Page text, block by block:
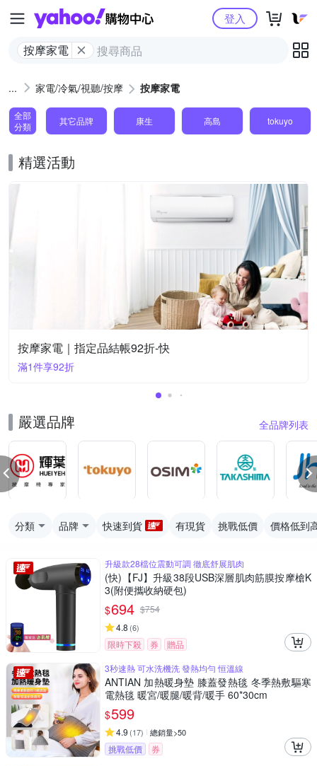
Yahoo購物中心
按摩家電
登入
家電/冷氣/視聽/按摩 按摩家電
全部
分類
其它品牌 康生 高島 tokuyo
精選活動
按摩家電｜指定品結帳92折-快
滿1件享92折
嚴選品牌 全品牌列表
分類 品牌 快速到貨 有現貨 挑戰低價 價格低到
升級款28檔位震動可調 徹底舒展肌肉
(快)【FJ】升級38段USB深層肌肉筋膜按摩槍K
3(附便攜收納硬包)
$694 $754
4.8 (6)
限時下殺 券
贈品
3秒速熱 可水洗機洗 發熱均勻 恒溫線
ANTIAN 加熱暖身墊 膝蓋發熱毯 冬季熱敷驅寒
電熱毯 暖宮/暖腿/暖背/暖手 60*30cm
$599
4.9 (17) 總銷量>50
挑戰低價
券